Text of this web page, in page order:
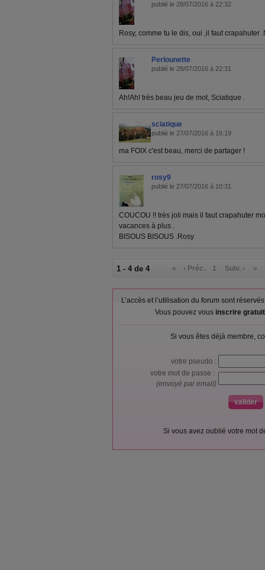
publié le 28/07/2016 à 22:32
Rosy, comme tu le dis, oui ,il faut crapahuter
Perlounette
publié le 28/07/2016 à 22:31
Ah!Ah! très beau jeu de mot, Sciatique .
sciatique
publié le 27/07/2016 à 16:19
ma FOIX c'est beau, merci de partager !
rosy9
publié le 27/07/2016 à 10:31
COUCOU !! très joli mais il faut crapahuter
vacances à plus .
BISOUS BISOUS .Rosy
1 - 4 de 4 « ‹ Préc. 1 Suiv. › »
L’accès et l’utilisation du forum sont
Vous pouvez vous inscrire
Si vous êtes déjà membre,
votre pseudo :
votre mot de passe :
(envoyé par email)
Si vous avez oublié votre mot